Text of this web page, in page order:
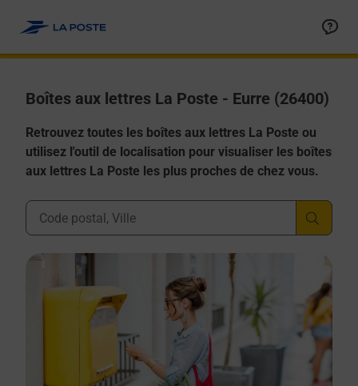
Boîtes aux lettres La Poste - Eurre (26400)
Retrouvez toutes les boîtes aux lettres La Poste ou
utilisez l'outil de localisation pour visualiser les boîtes
aux lettres La Poste les plus proches de chez vous.
Ville, Département, Code Postal